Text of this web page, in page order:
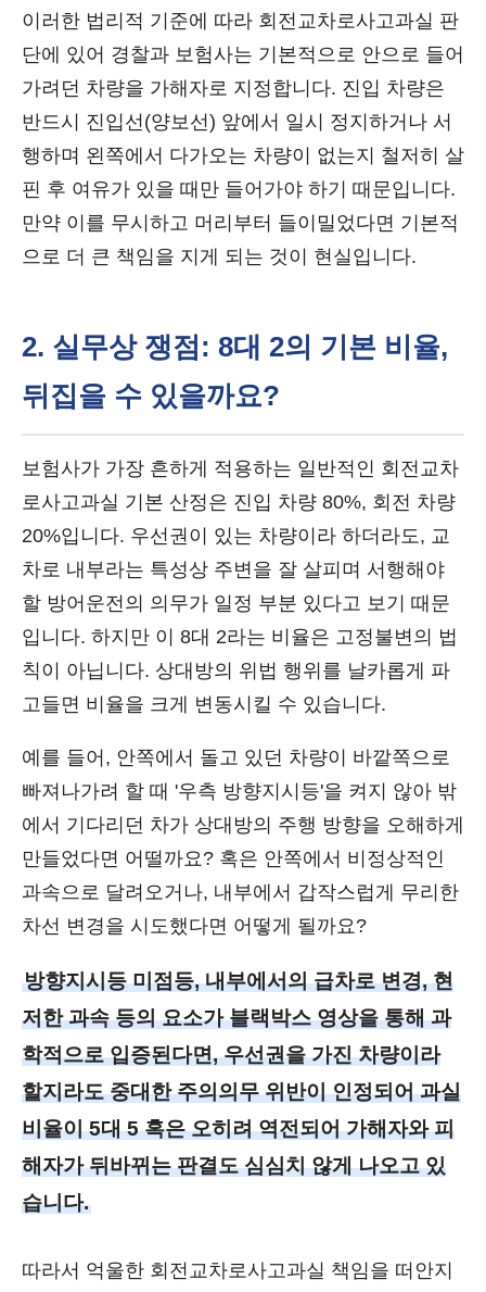
이러한 법리적 기준에 따라 회전교차로사고과실 판
단에 있어 경찰과 보험사는 기본적으로 안으로 들어
가려던 차량을 가해자로 지정합니다. 진입 차량은
반드시 진입선(양보선) 앞에서 일시 정지하거나 서
행하며 왼쪽에서 다가오는 차량이 없는지 철저히 살
핀 후 여유가 있을 때만 들어가야 하기 때문입니다.
만약 이를 무시하고 머리부터 들이밀었다면 기본적
으로 더 큰 책임을 지게 되는 것이 현실입니다.
2. 실무상 쟁점: 8대 2의 기본 비율,
뒤집을 수 있을까요?
보험사가 가장 흔하게 적용하는 일반적인 회전교차
로사고과실 기본 산정은 진입 차량 80%, 회전 차량
20%입니다. 우선권이 있는 차량이라 하더라도, 교
차로 내부라는 특성상 주변을 잘 살피며 서행해야
할 방어운전의 의무가 일정 부분 있다고 보기 때문
입니다. 하지만 이 8대 2라는 비율은 고정불변의 법
칙이 아닙니다. 상대방의 위법 행위를 날카롭게 파
고들면 비율을 크게 변동시킬 수 있습니다.
예를 들어, 안쪽에서 돌고 있던 차량이 바깥쪽으로
빠져나가려 할 때 '우측 방향지시등'을 켜지 않아 밖
에서 기다리던 차가 상대방의 주행 방향을 오해하게
만들었다면 어떨까요? 혹은 안쪽에서 비정상적인
과속으로 달려오거나, 내부에서 갑작스럽게 무리한
차선 변경을 시도했다면 어떻게 될까요?
방향지시등 미점등, 내부에서의 급차로 변경, 현
저한 과속 등의 요소가 블랙박스 영상을 통해 과
학적으로 입증된다면, 우선권을 가진 차량이라
할지라도 중대한 주의의무 위반이 인정되어 과실
비율이 5대 5 혹은 오히려 역전되어 가해자와 피
해자가 뒤바뀌는 판결도 심심치 않게 나오고 있
습니다.
따라서 억울한 회전교차로사고과실 책임을 떠안지